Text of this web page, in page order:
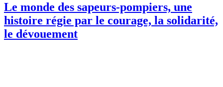
Le monde des sapeurs-pompiers, une
histoire régie par le courage, la solidarité,
le dévouement